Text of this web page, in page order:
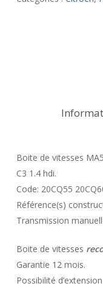
Boite de vitesses
C3 1.4 hdi.
Code: 20CQ55
Référence(s)
Transmission
Boite de vitesses
Garantie 12 mois.
Possibilité